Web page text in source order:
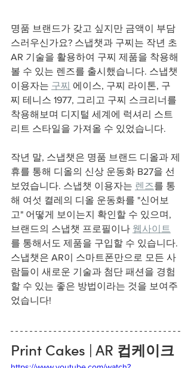
명품 브랜드가 갖고 싶지만 금액이 부담
스러우신가요? 스냅챗과 구찌는 작년 초
AR 기술을 활용하여 구찌 제품을 착용해
볼 수 있는 렌즈를 출시했습니다. 스냅챗
이용자는 구찌 에이스, 구찌 라이톤, 구
찌 테니스 1977, 그리고 구찌 스크리너를
착용해보며 디지털 세계에 럭셔리 스트
리트 스타일을 가져올 수 있었습니다.
작년 말, 스냅챗은 명품 브랜드 디올과 제
휴를 통해 디올의 신상 운동화 B27을 선
보였습니다. 스냅챗 이용자는 렌즈를 통
해 여섯 켤레의 디올 운동화를 "신어보
고" 어떻게 보이는지 확인할 수 있으며,
브랜드의 스냅챗 프로필이나 웹사이트
를 통해서도 제품을 구입할 수 있습니다.
스냅챗은 AR이 스마트폰만으로 모든 사
람들이 새로운 기술과 첨단 패션을 경험
할 수 있는 좋은 방법이라는 것을 보여주
었습니다!
Print Cakes | AR 컵케이크